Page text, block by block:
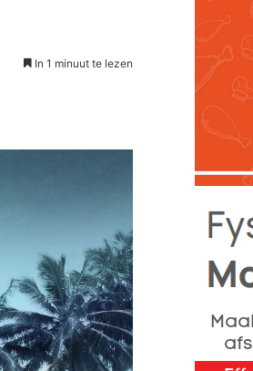
In 1 minuut te lezen